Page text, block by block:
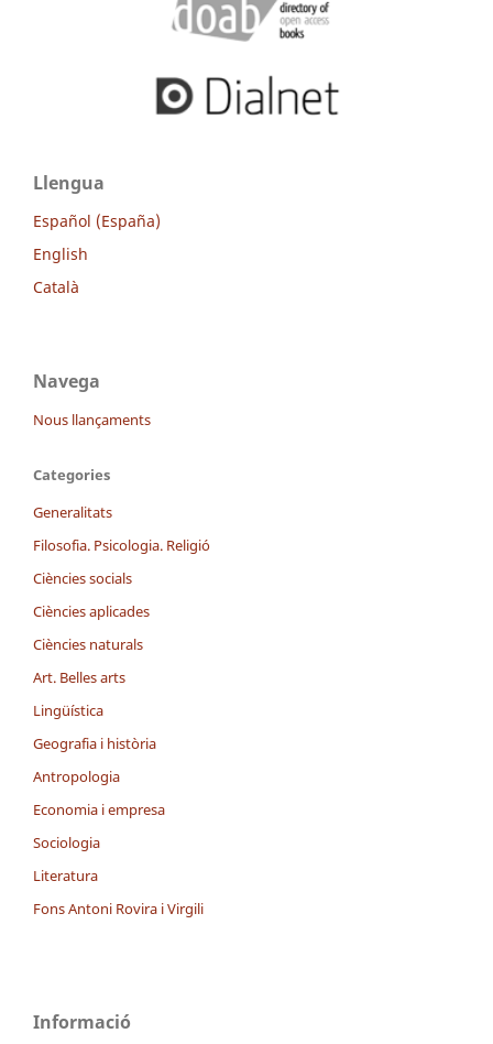
Llengua
Español (España)
English
Català
Navega
Nous llançaments
Categories
Generalitats
Filosofia. Psicologia. Religió
Ciències socials
Ciències aplicades
Ciències naturals
Art. Belles arts
Lingüística
Geografia i història
Antropologia
Economia i empresa
Sociologia
Literatura
Fons Antoni Rovira i Virgili
Informació